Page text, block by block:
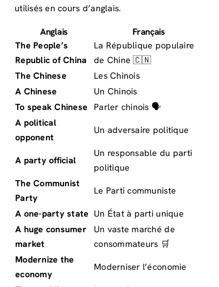
utilisés en cours d’anglais.
Anglais
Français
The People’s
Republic of China
La République populaire
de Chine 🇨🇳
The Chinese
Les Chinois
A Chinese
Un Chinois
To speak Chinese
Parler chinois 🗣️
A political
opponent
Un adversaire politique
A party official
Un responsable du parti
politique
The Communist
Party
Le Parti communiste
A one-party state Un État à parti unique
A huge consumer
market
Un vaste marché de
consommateurs 🛒
Modernize the
economy
Moderniser l’économie